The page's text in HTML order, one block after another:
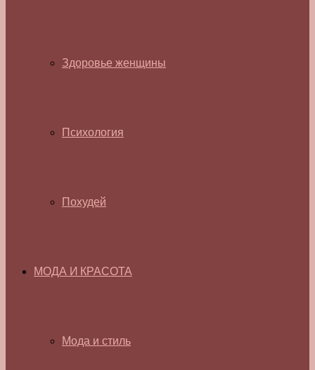
Здоровье женщины
Психология
Похудей
МОДА И КРАСОТА
Мода и стиль